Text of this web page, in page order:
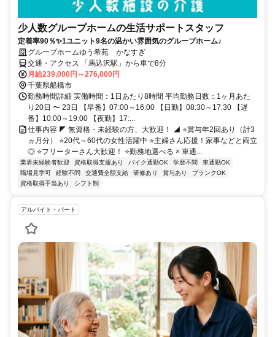
少人数グループホームの生活サポートスタッフ
定着率90％✨1ユニット9名の温かい雰囲気のグループホーム♪
グループホームゆう希苑 かなすぎ
交通・アクセス 「馬込沢駅」から車で8分
月給239,000円～276,000円
千葉県船橋市
勤務時間詳細 実働時間：1日あたり8時間 平均勤務日数：1ヶ月あた
り20日 〜 23日 【早番】07:00～16:00 【日勤】08:30～17:30 【遅
番】10:00～19:00 【夜勤】17:...
仕事内容 ◤ 無資格・未経験の方、大歓迎！ ◢ ⭐賞与年2回あり（計3
ヵ月分） ⭐20代～60代の女性活躍中 ⭐主婦さん応援！家事などと両立
◎ ⭐フリーターさん大歓迎！ ⭐勤務地選べる × 車通...
業界未経験者歓迎 資格取得支援あり バイク通勤OK 学歴不問
車通勤OK
職場見学可
経験不問 交通費全額支給 研修あり 賞与あり
ブランクOK
資格取得手当あり
シフト制
アルバイト・パート